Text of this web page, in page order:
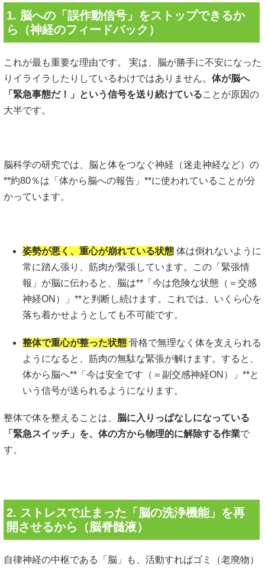
1. 脳への「誤作動信号」をストップできるか
ら（神経のフィードバック）
これが最も重要な理由です。 実は、脳が勝手に不安になった
りイライラしたりしているわけではありません。 体が脳へ
「緊急事態だ！」という信号を送り続けていることが原因の
大半です。
脳科学の研究では、脳と体をつなぐ神経（迷走神経など）の
**約80％は「体から脳への報告」**に使われていることが分
かっています。
姿勢が悪く、重心が崩れている状態 体は倒れないように
常に踏ん張り、筋肉が緊張しています。この「緊張情
報」が脳に伝わると、脳は**「今は危険な状態（＝交感
神経ON）」**と判断し続けます。これでは、いくら心を
落ち着かせようとしても不可能です。
整体で重心が整った状態 骨格で無理なく体を支えられる
ようになると、筋肉の無駄な緊張が解けます。すると、
体から脳へ**「今は安全です（＝副交感神経ON）」**と
いう信号が送られるようになります。
整体で体を整えることは、 脳に入りっぱなしになっている
「緊急スイッチ」を、体の方から物理的に解除する作業で
す。
2. ストレスで止まった「脳の洗浄機能」を再
開させるから（脳脊髄液）
自律神経の中枢である「脳」も、活動すればゴミ（老廃物）